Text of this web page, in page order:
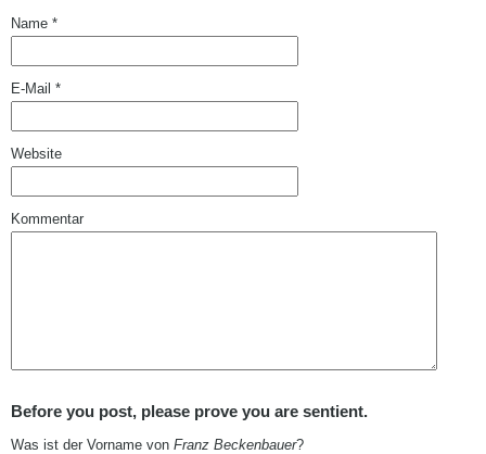
Name *
E-Mail *
Website
Kommentar
Before you post, please prove you are sentient.
Was ist der Vorname von Franz Beckenbauer?